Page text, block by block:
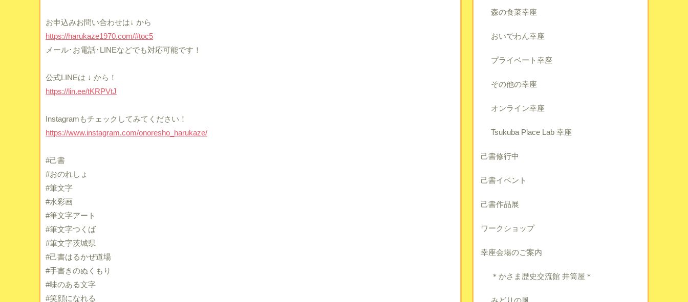
お申込みお問い合わせは↓ から
https://harukaze1970.com/#toc5
メール･お電話･LINEなどでも対応可能です！
公式LINEは ↓ から！
https://lin.ee/tKRPVtJ
Instagramもチェックしてみてください！
https://www.instagram.com/onoresho_harukaze/
#己書
#おのれしょ
#筆文字
#水彩画
#筆文字アート
#筆文字つくば
#筆文字茨城県
#己書はるかぜ道場
#手書きのぬくもり
#味のある文字
#笑顔になれる
森の食菜幸座
おいでわん幸座
プライベート幸座
その他の幸座
オンライン幸座
Tsukuba Place Lab 幸座
己書修行中
己書イベント
己書作品展
ワークショップ
幸座会場のご案内
＊かさま歴史交流館 井筒屋＊
みどりの風